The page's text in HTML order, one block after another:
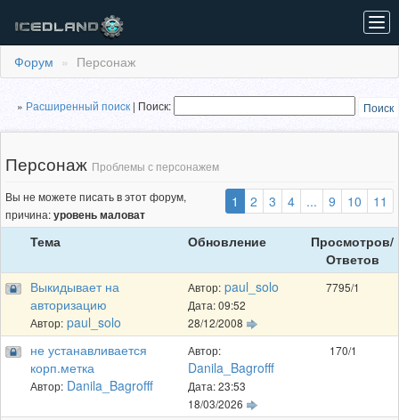
Форум
Персонаж
» Расширенный поиcк | Поиск: Поиск
Персонаж Проблемы с персонажем
1 (выбранная)
2 3 4 ... 9 10 11
Вы не можете писать в этот форум,
причина:уровень маловат
Тема Обновление
Просмотров/
Ответов
Выкидывает на
авторизацию
Автор: paul_solo
Автор: paul_solo
Дата: 09:52
28/12/2008
7795/1
не устанавливается
корп.метка
Автор: Danila_Bagrofff
Автор:
Danila_Bagrofff
Дата: 23:53
18/03/2026
170/1